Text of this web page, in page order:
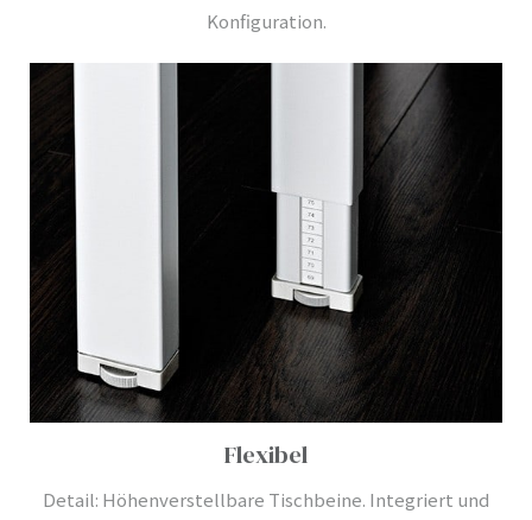
Konfiguration.
Flexibel
Detail: Höhenverstellbare Tischbeine. Integriert und